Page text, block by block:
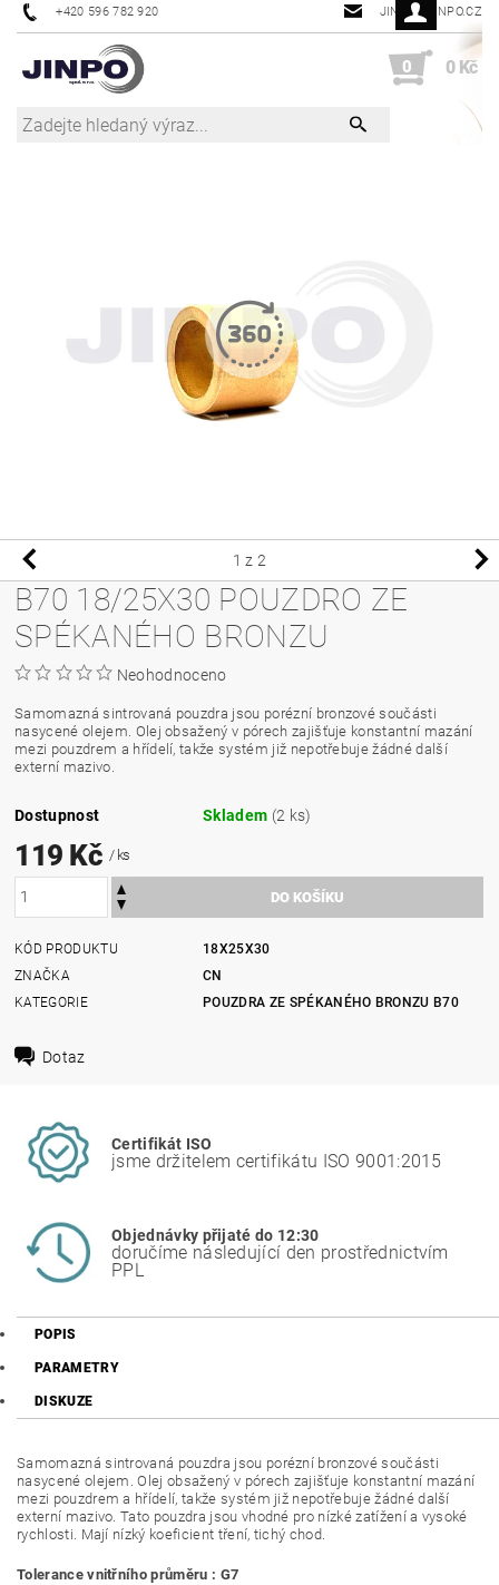
+420 596 782 920 JINPO@JINPO.CZ
0 0 Kč
1 z 2
B70 18/25X30 POUZDRO ZE
SPÉKANÉHO BRONZU
Neohodnoceno
Samomazná sintrovaná pouzdra jsou porézní bronzové součásti
nasycené olejem. Olej obsažený v pórech zajišťuje konstantní mazání
mezi pouzdrem a hřídelí, takže systém již nepotřebuje žádné další
externí mazivo.
Dostupnost Skladem (2 ks)
119 Kč / ks
KÓD PRODUKTU
18X25X30
ZNAČKA
CN
KATEGORIE
POUZDRA ZE SPÉKANÉHO BRONZU B70
Dotaz
Certifikát ISO
jsme držitelem certifikátu ISO 9001:2015
Objednávky přijaté do 12:30
doručíme následující den prostřednictvím
PPL
POPIS
PARAMETRY
DISKUZE
Samomazná sintrovaná pouzdra jsou porézní bronzové součásti
nasycené olejem. Olej obsažený v pórech zajišťuje konstantní mazání
mezi pouzdrem a hřídelí, takže systém již nepotřebuje žádné další
externí mazivo. Tato pouzdra jsou vhodné pro nízké zatížení a vysoké
rychlosti. Mají nízký koeficient tření, tichý chod.
Tolerance vnitřního průměru : G7